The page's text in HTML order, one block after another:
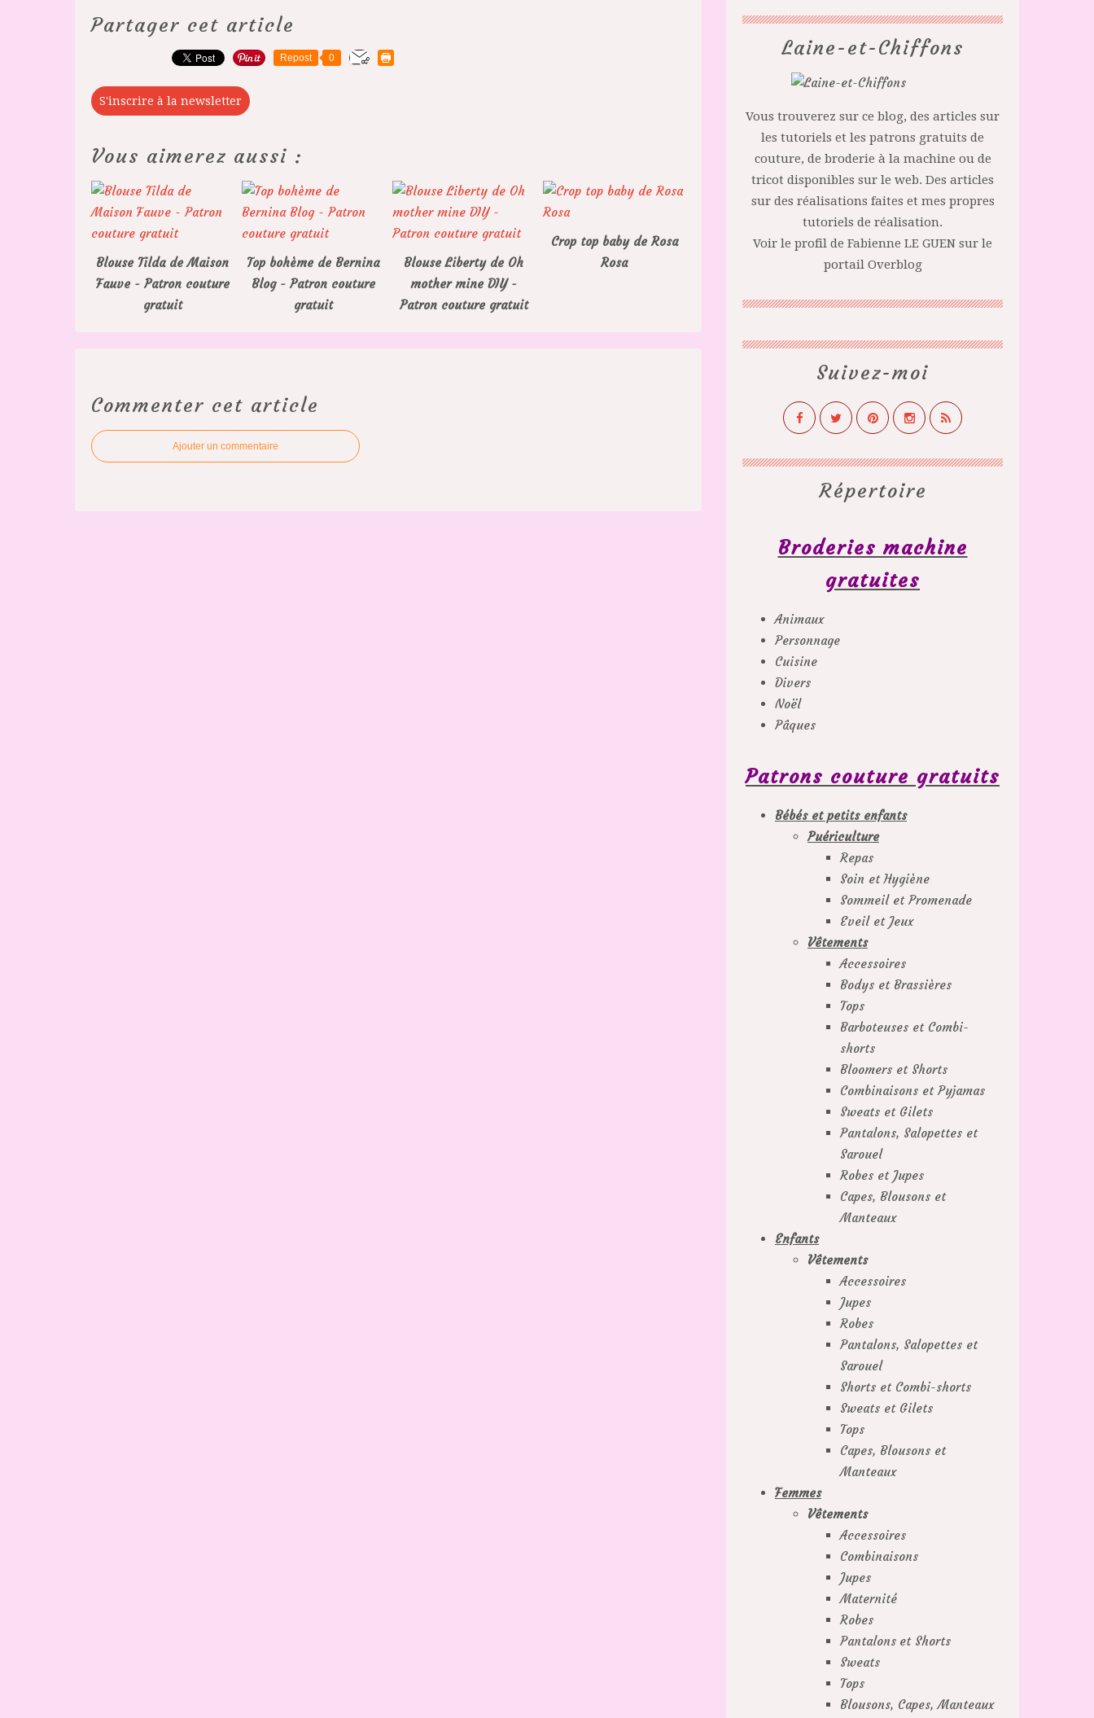
Partager cet article
Repost 0
S'inscrire à la newsletter
Vous aimerez aussi :
Blouse Tilda de Maison
Fauve - Patron couture
gratuit
Top bohème de Bernina
Blog - Patron couture
gratuit
Blouse Liberty de Oh
mother mine DIY -
Patron couture gratuit
Crop top baby de Rosa
Rosa
Commenter cet article
Ajouter un commentaire
Laine-et-Chiffons
Vous trouverez sur ce blog, des articles sur
les tutoriels et les patrons gratuits de
couture, de broderie à la machine ou de
tricot disponibles sur le web. Des articles
sur des réalisations faites et mes propres
tutoriels de réalisation.
Voir le profil de Fabienne LE GUEN sur le
portail Overblog
Suivez-moi
Répertoire
Broderies machine
gratuites
Animaux
Personnage
Cuisine
Divers
Noël
Pâques
Patrons couture gratuits
Bébés et petits enfants
Puériculture
Repas
Soin et Hygiène
Sommeil et Promenade
Eveil et Jeux
Vêtements
Accessoires
Bodys et Brassières
Tops
Barboteuses et Combi-
shorts
Bloomers et Shorts
Combinaisons et Pyjamas
Sweats et Gilets
Pantalons, Salopettes et
Sarouel
Robes et Jupes
Capes, Blousons et
Manteaux
Enfants
Vêtements
Accessoires
Jupes
Robes
Pantalons, Salopettes et
Sarouel
Shorts et Combi-shorts
Sweats et Gilets
Tops
Capes, Blousons et
Manteaux
Femmes
Vêtements
Accessoires
Combinaisons
Jupes
Maternité
Robes
Pantalons et Shorts
Sweats
Tops
Blousons, Capes, Manteaux